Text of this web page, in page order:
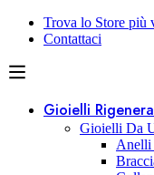
Trova lo Store più
Contattaci
Gioielli
Gioielli Da
Anelli